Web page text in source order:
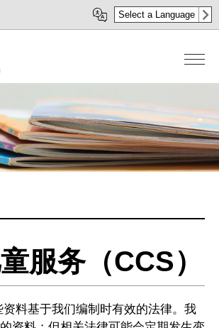
Select a Language
服务（CCS）
资料基于我们编制时有效的法律。我